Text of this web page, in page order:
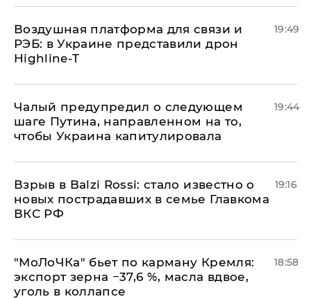
Воздушная платформа для связи и
РЭБ: в Украине представили дрон
Highline-T
19:49
Чалый предупредил о следующем
шаге Путина, направленном на то,
чтобы Украина капитулировала
19:44
Взрыв в Balzi Rossi: стало известно о
новых пострадавших в семье Главкома
ВКС РФ
19:16
​"МоЛоЧКа" бьет по карману Кремля:
экспорт зерна −37,6 %, масла вдвое,
уголь в коллапсе
18:58